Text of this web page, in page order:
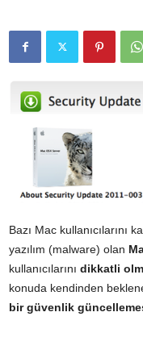
Bazı Mac kullanıcılarını
yazılım (malware) olan
kullanıcılarını dikkatli
konuda kendinden
bir güvenlik